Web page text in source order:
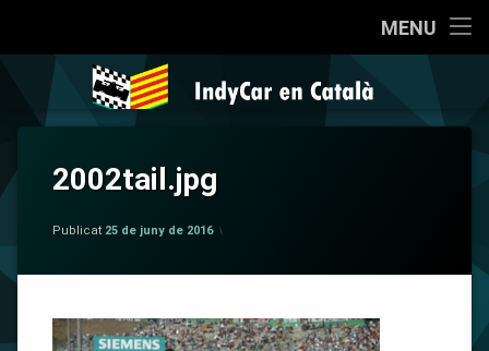
MENU
Qui som?
Coneixent la IndyCar
Cròniques
La Pregunta
Sèries
contingut
IndyCar en
2002tail.jpg
Publicat 25 de juny de 2016